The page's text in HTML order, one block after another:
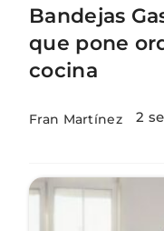
Bandejas
que pone
cocina
Fran Martínez 2